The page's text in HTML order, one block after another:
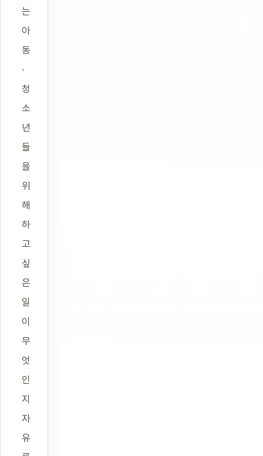
는
아
동
·
청
소
년
들
을
위
해
하
고
싶
은
일
이
무
엇
인
지
자
유